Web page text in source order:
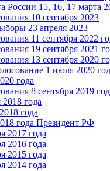
России 15, 16, 17 марта
10 сентября 2023
23 апреля 2023
11 сентября 2022
19 сентября 2021
13 сентября 2020
1 июля 2020
года
8 сентября 2019
года
года
года Президент РФ
2017 года
2016 года
2015 года
2014 года